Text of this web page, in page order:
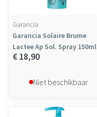
Garancia
Garancia Solaire Brume
Lactee Ap Sol. Spray 150ml
€ 18,90
Niet beschikbaar